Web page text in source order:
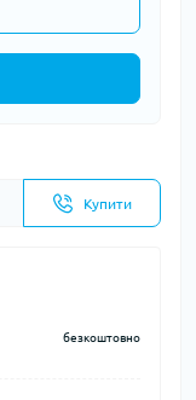
Купити
безкоштовно